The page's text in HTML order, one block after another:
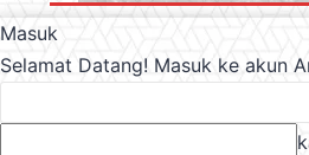
Masuk
Selamat Datang! Masuk ke akun